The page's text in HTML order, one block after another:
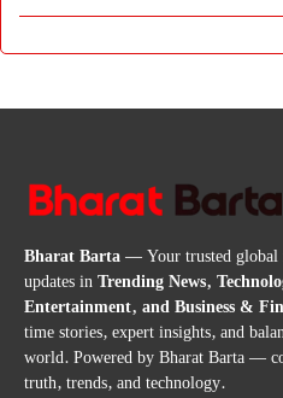
Bharat Barta— Your trusted global
updates inTrending News,
Entertainment, and Business &
time stories, expert insights, and
world. Powered by Bharat Barta —
truth, trends, and technology.